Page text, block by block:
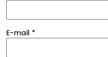
E-mail *